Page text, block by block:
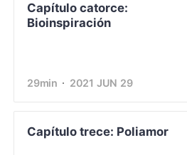
Capítulo catorce:
Bioinspiración
29min 2021 JUN 29
Capítulo trece: Poliamor